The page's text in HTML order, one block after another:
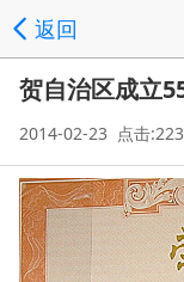
返回
贺自治区成立
2014-02-23 点击